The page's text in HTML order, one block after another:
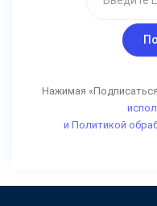
Нажимая
и Политикой